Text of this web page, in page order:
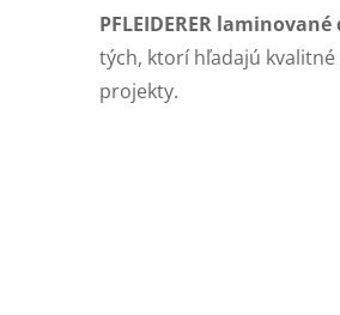
PFLEIDERER
tých, ktorí hľadajú
projekty.